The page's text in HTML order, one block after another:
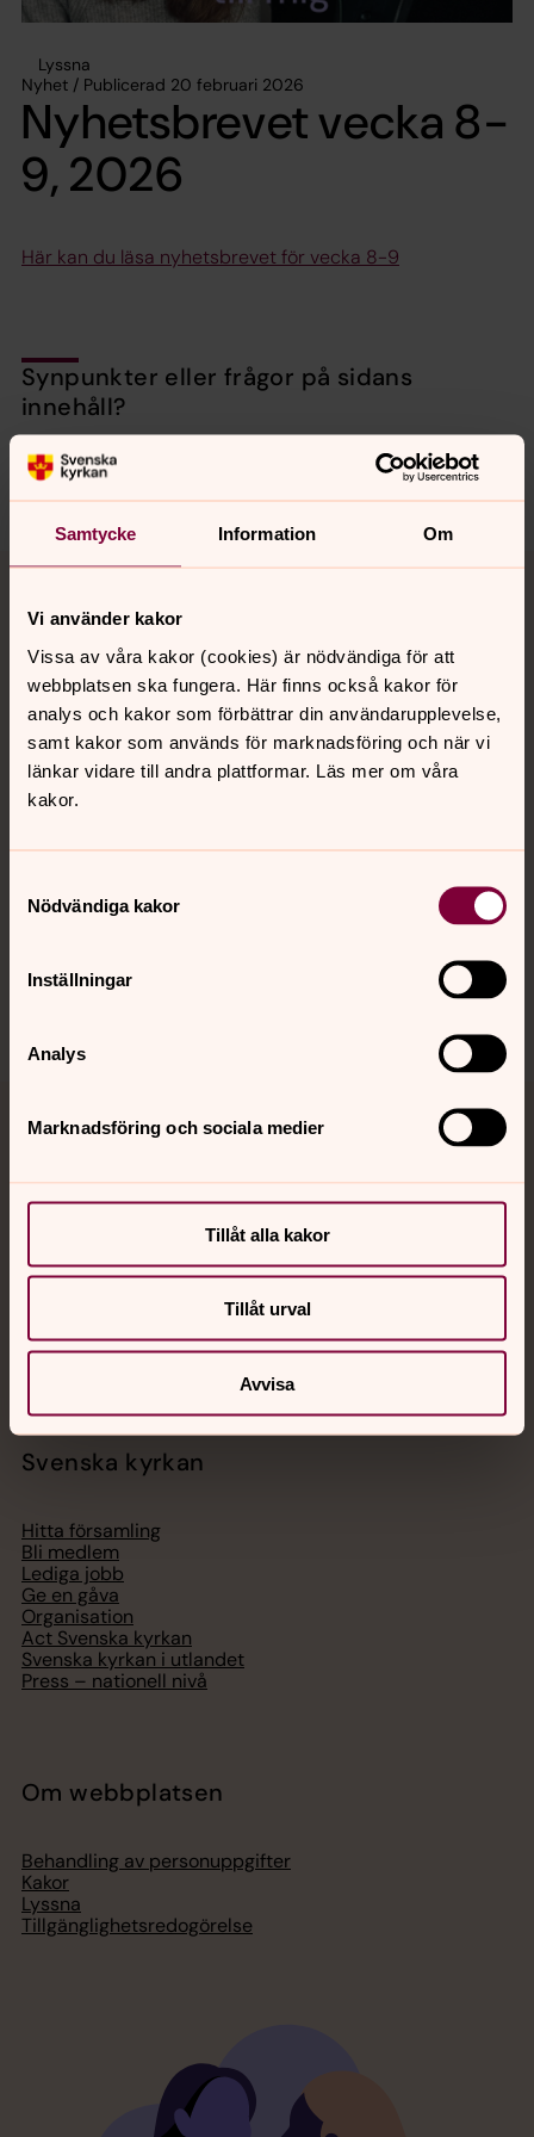
Samtycke Information Om
Vi använder kakor
Vissa av våra kakor (cookies) är nödvändiga för att
webbplatsen ska fungera. Här finns också kakor för
analys och kakor som förbättrar din användarupplevelse,
samt kakor som används för marknadsföring och när vi
länkar vidare till andra plattformar. Läs mer om våra
kakor.
Nödvändiga kakor
Inställningar
Analys
Marknadsföring och sociala medier
Tillåt alla kakor
Tillåt urval
Avvisa
Lyssna
Nyhet / Publicerad 20 februari 2026
Nyhetsbrevet vecka 8-
9, 2026
Här kan du läsa nyhetsbrevet för vecka 8-9
Synpunkter eller frågor på sidans
innehåll?
valbo-hedesunda.pastorat@svenskakyrkan.se
Dela
Tillbaka till toppen
Tillbaka till innehållet
Kontakt
Kalender
Hitta snabbt
Jourhavande präst
Akut samtals- och krisstöd. Prata eller chatta anonymt
Chatt
Telefon 112
Svenska kyrkan
Hitta församling
Bli medlem
Lediga jobb
Ge en gåva
Organisation
Act Svenska kyrkan
Svenska kyrkan i utlandet
Press – nationell nivå
Om webbplatsen
Behandling av personuppgifter
Kakor
Lyssna
Tillgänglighetsredogörelse